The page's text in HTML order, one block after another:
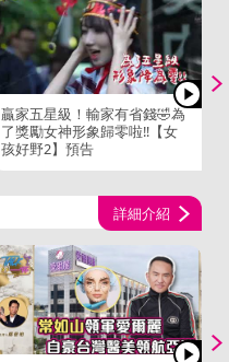
贏家五星級！輸家有省錢🤣為
了獎勵女神形象歸零啦‼️【女
孩好野2】預告
詳細介紹